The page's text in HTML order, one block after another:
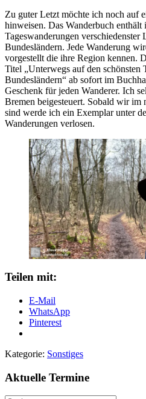
Zu guter Letzt möchte ich noch auf
hinweisen. Das Wanderbuch enthält
Tageswanderungen verschiedenster
Bundesländern. Jede Wanderung
vorgestellt die ihre Region kennen.
Titel „Unterwegs auf den schönsten
Bundesländern“ ab sofort im
Geschenk für jeden Wanderer. Ich
Bremen beigesteuert. Sobald wir im
sind werde ich ein Exemplar unter
Wanderungen verlosen.
Teilen mit:
E-Mail
WhatsApp
Pinterest
Kategorie: Sonstiges
Aktuelle Termine